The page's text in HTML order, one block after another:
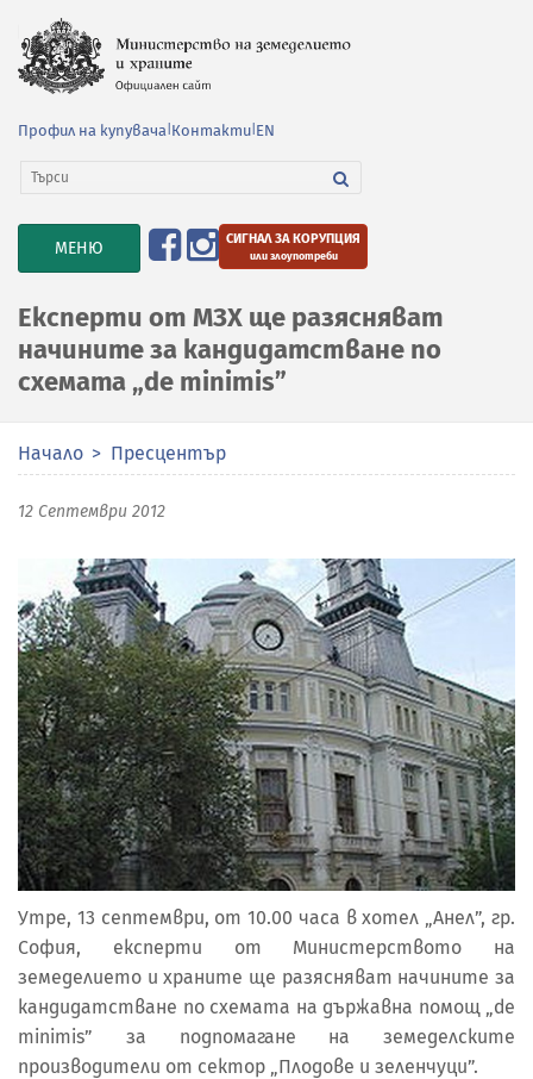
Профил на купувача Контакти EN
TOGGLE
NAVIGATION
МЕНЮ СИГНАЛ ЗА КОРУПЦИЯ
или злоупотреби
Експерти от МЗХ ще разясняват
начините за кандидатстване по
схемата „de minimis”
Начало Пресцентър
12 Септември 2012
Утре, 13 септември, от 10.00 часа в хотел „Анел”, гр.
София, експерти от Министерството на
земеделието и храните ще разясняват начините за
кандидатстване по схемата на държавна помощ „de
minimis” за подпомагане на земеделските
производители от сектор „Плодове и зеленчуци”.